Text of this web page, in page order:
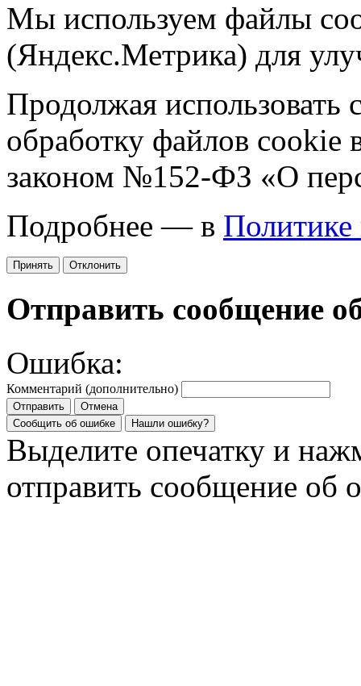
Мы используем файлы
(Яндекс.Метрика) для
Продолжая использовать
обработку файлов cookie
законом №152-ФЗ «О
Подробнее — в Политике
Принять Отклонить
Отправить сообщение
Ошибка:
Комментарий (дополнительно)
Отправить
Отмена
Сообщить об ошибке
Нашли ошибку?
Выделите опечатку и
отправить сообщение об